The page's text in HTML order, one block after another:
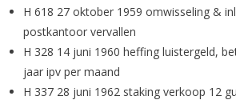
H 618 27 oktober 1959 omwisseling &
postkantoor vervallen
H 328 14 juni 1960 heffing luistergeld,
jaar ipv per maand
H 337 28 juni 1962 staking verkoop 12